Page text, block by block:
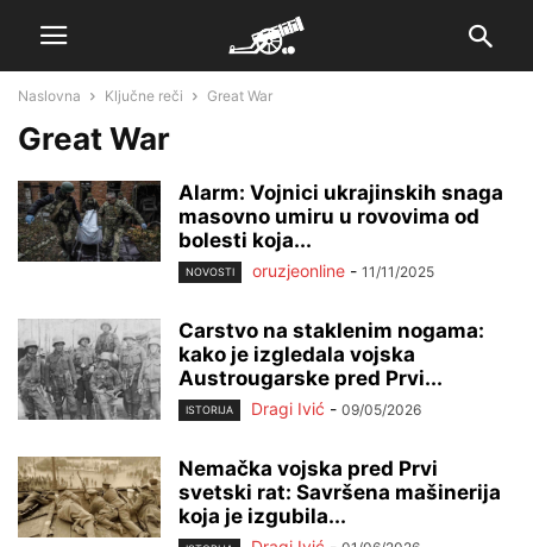
Naslovna Ključne reči Great War
Great War
Alarm: Vojnici ukrajinskih snaga
masovno umiru u rovovima od
bolesti koja...
NOVOSTI oruzjeonline - 11/11/2025
Carstvo na staklenim nogama:
kako je izgledala vojska
Austrougarske pred Prvi...
ISTORIJA Dragi Ivić - 09/05/2026
Nemačka vojska pred Prvi
svetski rat: Savršena mašinerija
koja je izgubila...